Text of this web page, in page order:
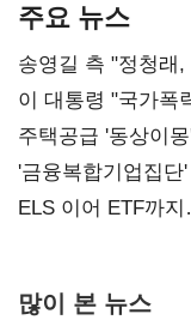
주요 뉴스
송영길 측 "정청래
총선 지휘 못해"
이 대통령 "국가폭
진실 밝혀야"
주택공급 '동상이
'금융복합기업집
ELS 이어 ETF까
많이 본 뉴스